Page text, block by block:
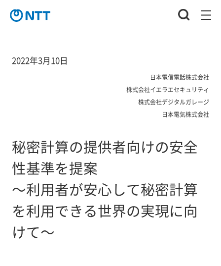
2022年3月10日
日本電信電話株式会社
株式会社イエラエセキュリティ
株式会社デジタルガレージ
日本電気株式会社
秘密計算の提供者向けの安全
性基準を提案
～利用者が安心して秘密計算
を利用できる世界の実現に向
けて～